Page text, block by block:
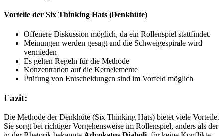
Vorteile der Six Thinking Hats (Denkhüte)
Offenere Diskussion möglich, da ein Rollenspiel stattfindet.
Meinungen werden gesagt und die Schweigespirale wird
vermieden
Es gelten Regeln für die Methode
Konzentration auf die Kernelemente
Prüfung von Entscheidungen sind im Vorfeld möglich
Fazit:
Die Methode der Denkhüte (Six Thinking Hats) bietet viele Vorteile.
Sie sorgt bei richtiger Vorgehensweise im Rollenspiel, anders als der